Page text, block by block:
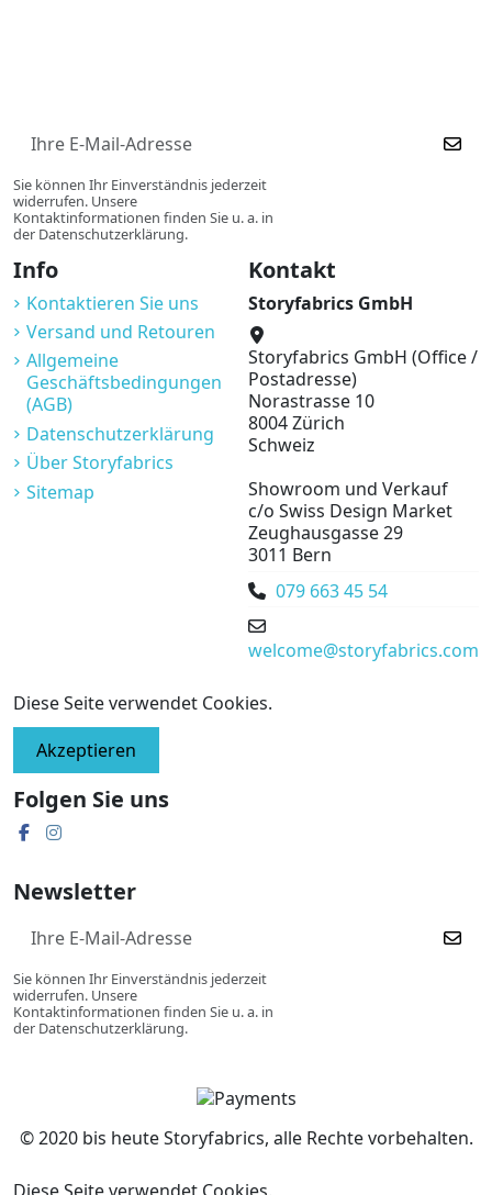
Sie können Ihr Einverständnis jederzeit
widerrufen. Unsere
Kontaktinformationen finden Sie u. a. in
der Datenschutzerklärung.
Info
Kontaktieren Sie uns
Versand und Retouren
Allgemeine
Geschäftsbedingungen
(AGB)
Datenschutzerklärung
Über Storyfabrics
Sitemap
Kontakt
Storyfabrics GmbH
Storyfabrics GmbH (Office /
Postadresse)
Norastrasse 10
8004 Zürich
Schweiz
Showroom und Verkauf
c/o Swiss Design Market
Zeughausgasse 29
3011 Bern
079 663 45 54
welcome@storyfabrics.com
Diese Seite verwendet Cookies.
Akzeptieren
Folgen Sie uns
Newsletter
Sie können Ihr Einverständnis jederzeit
widerrufen. Unsere
Kontaktinformationen finden Sie u. a. in
der Datenschutzerklärung.
© 2020 bis heute Storyfabrics, alle Rechte vorbehalten.